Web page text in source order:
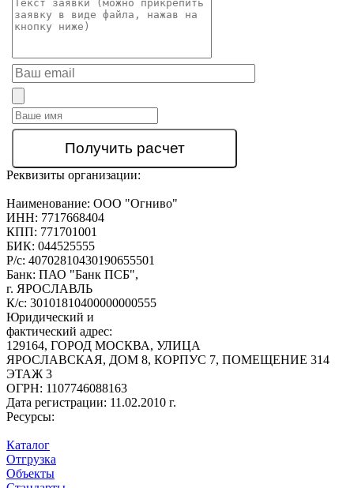
Реквизиты организации:
Наименование: ООО "Огниво"
ИНН: 7717668404
КПП: 771701001
БИК: 044525555
Р/с: 40702810430190655501
Банк: ПАО "Банк ПСБ",
г. ЯРОСЛАВЛЬ
К/с: 30101810400000000555
Юридический и
фактический адрес:
129164, ГОРОД МОСКВА, УЛИЦА
ЯРОСЛАВСКАЯ, ДОМ 8, КОРПУС 7, ПОМЕЩЕНИЕ 314
ЭТАЖ 3
ОГРН: 1107746088163
Дата регистрации: 11.02.2010 г.
Ресурсы:
Каталог
Отгрузка
Объекты